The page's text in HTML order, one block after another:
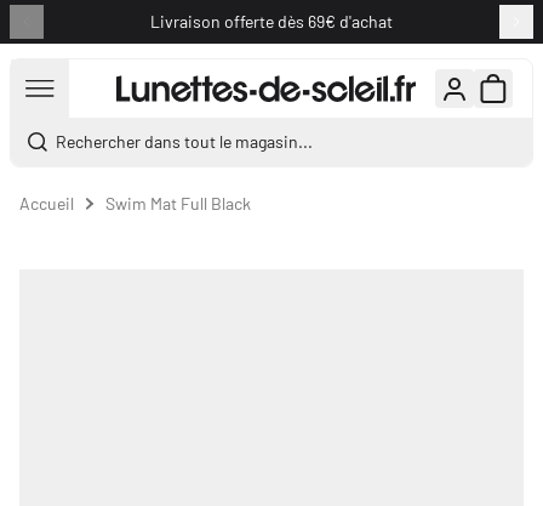
Livraison offerte dès 69€ d'achat
Rechercher dans tout le magasin...
Accueil Swim Mat Full Black